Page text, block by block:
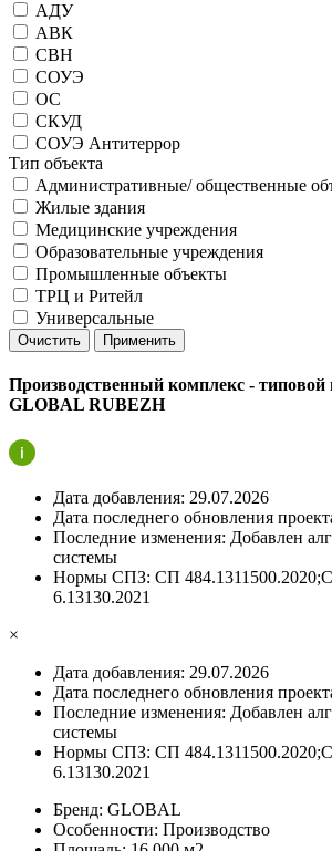
АДУ
АВК
СВН
СОУЭ
ОС
СКУД
СОУЭ Антитеррор
Тип объекта
Административные/ общественные
Жилые здания
Медицинские учреждения
Образовательные учреждения
Промышленные объекты
ТРЦ и Ритейл
Универсальные
Очистить Применить
Производственный комплекс -
GLOBAL RUBEZH
Дата добавления: 29.07.2026
Дата последнего обновления
Последние изменения: Добавлен
системы
Нормы СПЗ: СП
6.13130.2021
×
Дата добавления: 29.07.2026
Дата последнего обновления
Последние изменения: Добавлен
системы
Нормы СПЗ: СП
6.13130.2021
Бренд: GLOBAL
Особенности: Производство